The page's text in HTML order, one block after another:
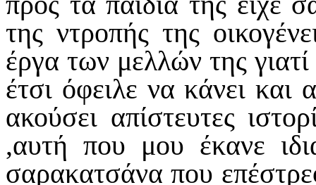
της ντροπής της
έργα των μελλών της
έτσι όφειλε να κάνει
ακούσει απίστευτες
,αυτή που μου έκανε
σαρακατσάνα που